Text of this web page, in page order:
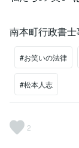
南本町行政書
#お笑いの法律
#松本人志
2